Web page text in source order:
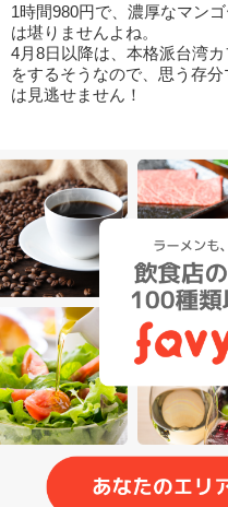
1時間980円で、濃厚なマン
は堪りませんよね。
4月8日以降は、本格派台湾
をするそうなので、思う存
は見逃せません！